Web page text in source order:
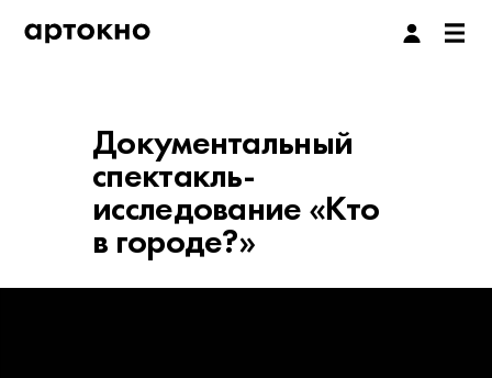
Документальный
спектакль-
исследование «Кто
в городе?»